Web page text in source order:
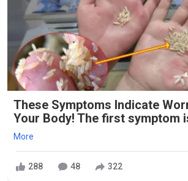
These Symptoms Indicate
Your Body! The first symptom
More
288 48 322